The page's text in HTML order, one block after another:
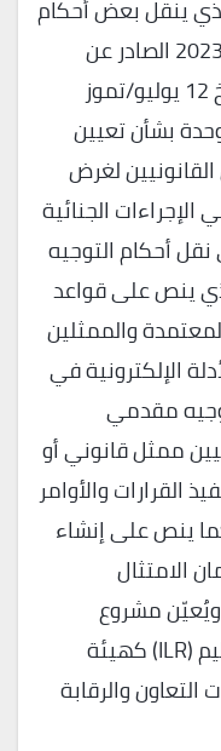
ينقل بعض أحكام
التوجيه (الاتحاد الأوروبي) 2023/1544 الصادر عن
البرلمان الأوروبي والمجلس بتاريخ 12 يوليو/تموز
بشأن تعيين
لغرض
الإجراءات الجنائية
أحكام التوجيه
الأوروبي) 2023/1544 الذي ينص على قواعد
والممثلين
الإلكترونية في
مقدمي
ممثل قانوني أو
والأوامر
ينص على إنشاء
الامتثال
ويُعيّن مشروع
القانون معهد لوكسمبورغ للتنظيم (ILR) كهيئة
والرقابة